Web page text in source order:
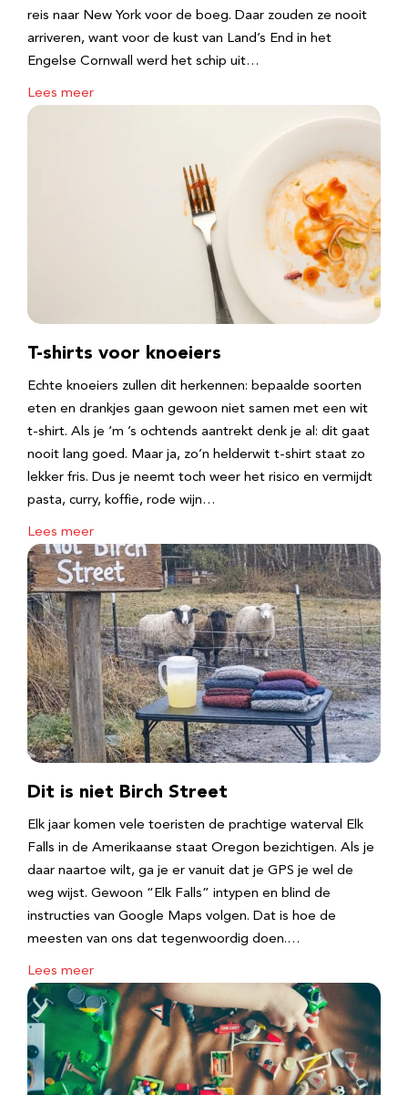
reis naar New York voor de boeg. Daar zouden ze nooit
arriveren, want voor de kust van Land’s End in het
Engelse Cornwall werd het schip uit…
Lees meer
T-shirts voor knoeiers
Echte knoeiers zullen dit herkennen: bepaalde soorten
eten en drankjes gaan gewoon niet samen met een wit
t-shirt. Als je ‘m ’s ochtends aantrekt denk je al: dit gaat
nooit lang goed. Maar ja, zo’n helderwit t-shirt staat zo
lekker fris. Dus je neemt toch weer het risico en vermijdt
pasta, curry, koffie, rode wijn…
Lees meer
Dit is niet Birch Street
Elk jaar komen vele toeristen de prachtige waterval Elk
Falls in de Amerikaanse staat Oregon bezichtigen. Als je
daar naartoe wilt, ga je er vanuit dat je GPS je wel de
weg wijst. Gewoon “Elk Falls” intypen en blind de
instructies van Google Maps volgen. Dat is hoe de
meesten van ons dat tegenwoordig doen.…
Lees meer